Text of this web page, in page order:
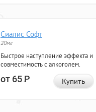
Сиалис Софт
20мг
Быстрое наступление эффекта и
совместимость с алкоголем.
от 65Р Купить